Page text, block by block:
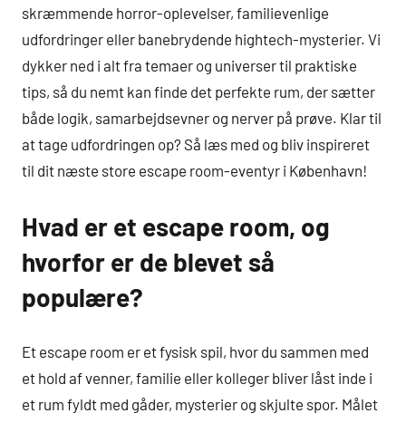
skræmmende horror-oplevelser, familievenlige
udfordringer eller banebrydende hightech-mysterier. Vi
dykker ned i alt fra temaer og universer til praktiske
tips, så du nemt kan finde det perfekte rum, der sætter
både logik, samarbejdsevner og nerver på prøve. Klar til
at tage udfordringen op? Så læs med og bliv inspireret
til dit næste store escape room-eventyr i København!
Hvad er et escape room, og
hvorfor er de blevet så
populære?
Et escape room er et fysisk spil, hvor du sammen med
et hold af venner, familie eller kolleger bliver låst inde i
et rum fyldt med gåder, mysterier og skjulte spor. Målet